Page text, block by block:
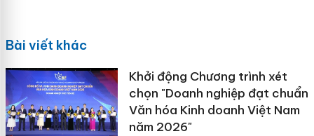
Bài viết khác
Khởi động Chương trình xét
chọn "Doanh nghiệp đạt chuẩn
Văn hóa Kinh doanh Việt Nam
năm 2026"